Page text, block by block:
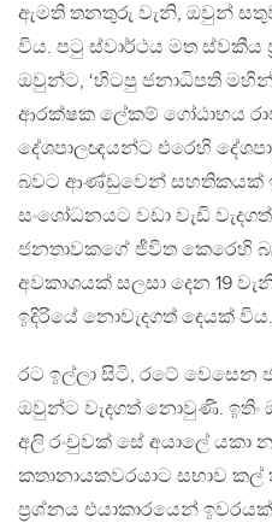
ඇමති තනතුරු වැනි, ඔවුන් සතුව
විය. පටු ස්වාර්ථය මත ස්වකීය
ඔවුන්ට, ‘හිටපු ජනාධිපති
ආරක්ෂක ලේකම් ගෝඨාභය
දේශපාලඥයන්ට එරෙහි
බවට ආණ්ඩුවෙන් සහතිකයක්
සංශෝධනයට වඩා වැඩි
ජනතාවකගේ ජීවිත කෙරෙහි
අවකාශයක් සලසා දෙන 19
ඉදිරියේ නොවැදගත් දෙයක් විය.
රට ඉල්ලා සිටි, රටේ වෙසෙන
ඔවුන්ට වැදගත් නොවුණි.
අලි රංචුවක් සේ අයාලේ යකා
කතානායකවරයාට සභාව කල්
ප‍්‍රශ්නය එයාකාරයෙන්